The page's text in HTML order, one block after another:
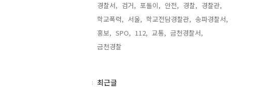
경찰서, 검거, 포돌이, 안전, 경찰, 경찰관,
학교폭력, 서울, 학교전담경찰관, 송파경찰서,
홍보, SPO, 112, 교통, 금천경찰서,
금천경찰,
최
최근글